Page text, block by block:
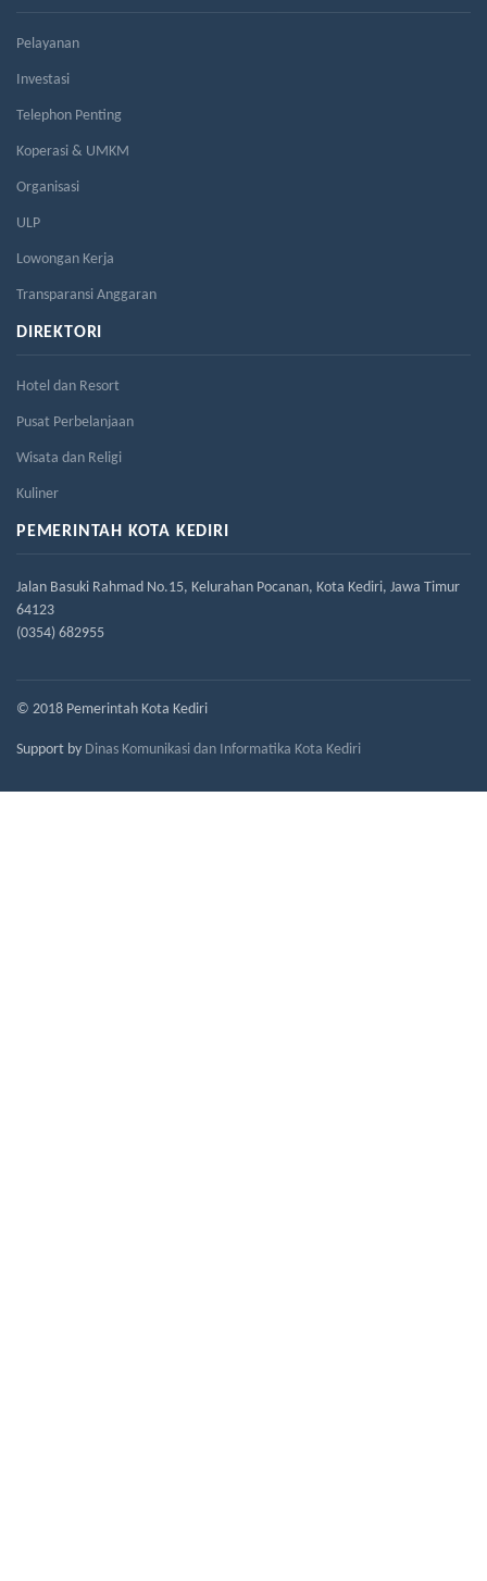
Pelayanan
Investasi
Telephon Penting
Koperasi & UMKM
Organisasi
ULP
Lowongan Kerja
Transparansi Anggaran
DIREKTORI
Hotel dan Resort
Pusat Perbelanjaan
Wisata dan Religi
Kuliner
PEMERINTAH KOTA KEDIRI
Jalan Basuki Rahmad No.15, Kelurahan Pocanan, Kota Kediri, Jawa Timur
64123
(0354) 682955
© 2018 Pemerintah Kota Kediri
Support by Dinas Komunikasi dan Informatika Kota Kediri